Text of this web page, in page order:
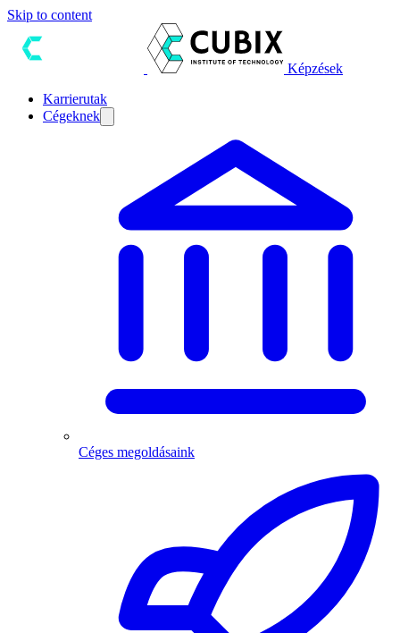
Skip to content
Képzések
Karrierutak
Cégeknek
Céges megoldásaink